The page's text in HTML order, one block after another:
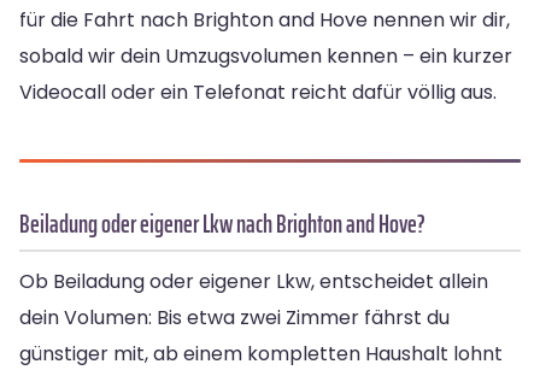
für die Fahrt nach Brighton and Hove nennen wir dir,
sobald wir dein Umzugsvolumen kennen – ein kurzer
Videocall oder ein Telefonat reicht dafür völlig aus.
Beiladung oder eigener Lkw nach Brighton and Hove?
Ob Beiladung oder eigener Lkw, entscheidet allein
dein Volumen: Bis etwa zwei Zimmer fährst du
günstiger mit, ab einem kompletten Haushalt lohnt